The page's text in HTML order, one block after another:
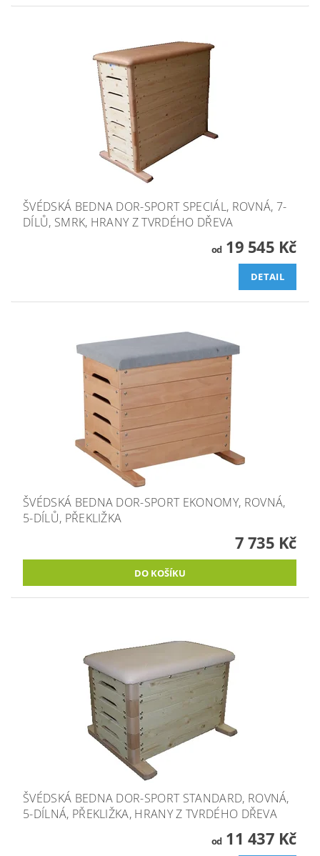
ŠVÉDSKÁ BEDNA DOR-SPORT SPECIÁL, ROVNÁ, 7-
DÍLŮ, SMRK, HRANY Z TVRDÉHO DŘEVA
od19 545 Kč
DETAIL
ŠVÉDSKÁ BEDNA DOR-SPORT EKONOMY, ROVNÁ,
5-DÍLŮ, PŘEKLIŽKA
7 735 Kč
ŠVÉDSKÁ BEDNA DOR-SPORT STANDARD, ROVNÁ,
5-DÍLNÁ, PŘEKLIŽKA, HRANY Z TVRDÉHO DŘEVA
od11 437 Kč